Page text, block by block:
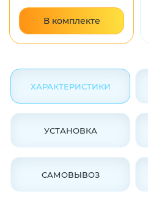
В комплекте
ХАРАКТЕРИСТИКИ
УСТАНОВКА
САМОВЫВОЗ